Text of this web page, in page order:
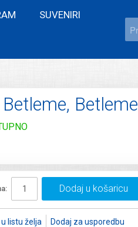
SUVENIRI
Betleme, Betleme
Dodaj u košaricu
u listu želja Dodaj za usporedbu